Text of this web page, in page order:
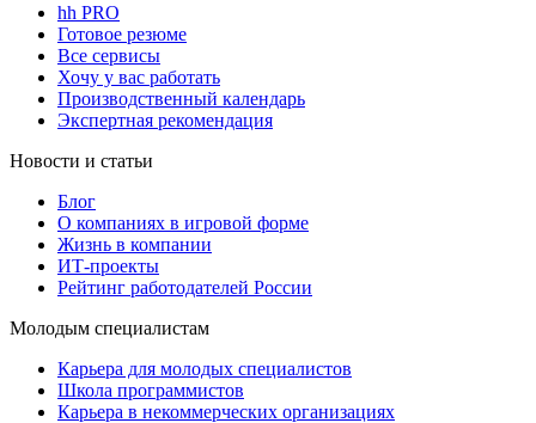
hh PRO
Готовое резюме
Все сервисы
Хочу у вас работать
Производственный календарь
Экспертная рекомендация
Новости и статьи
Блог
О компаниях в игровой форме
Жизнь в компании
ИТ-проекты
Рейтинг работодателей России
Молодым специалистам
Карьера для молодых специалистов
Школа программистов
Карьера в некоммерческих организациях